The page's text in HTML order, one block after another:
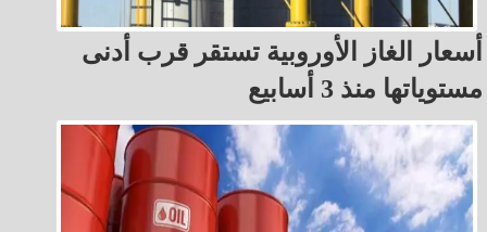
أسعار الغاز الأوروبية تستقر قرب أدنى
مستوياتها منذ 3 أسابيع